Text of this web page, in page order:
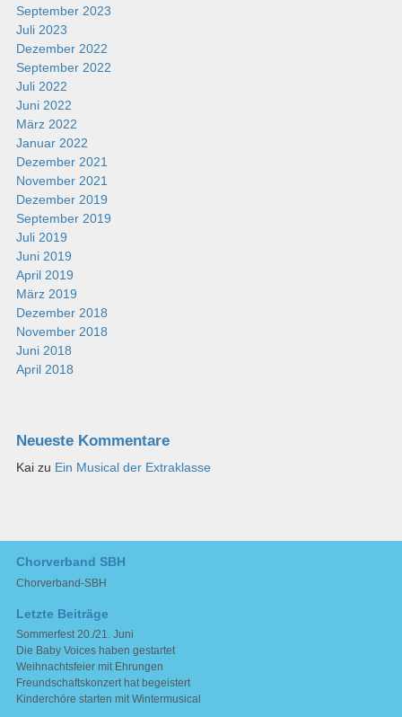
September 2023
Juli 2023
Dezember 2022
September 2022
Juli 2022
Juni 2022
März 2022
Januar 2022
Dezember 2021
November 2021
Dezember 2019
September 2019
Juli 2019
Juni 2019
April 2019
März 2019
Dezember 2018
November 2018
Juni 2018
April 2018
Neueste Kommentare
Kaizu Ein Musical der Extraklasse
Chorverband SBH
Chorverband-SBH
Letzte Beiträge
Sommerfest 20./21. Juni
Die Baby Voices haben gestartet
Weihnachtsfeier mit Ehrungen
Freundschaftskonzert hat begeistert
Kinderchöre starten mit Wintermusical